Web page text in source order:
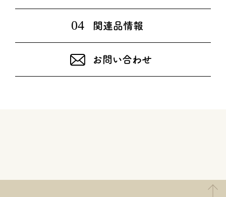
04 関連品情報
お問い合わせ